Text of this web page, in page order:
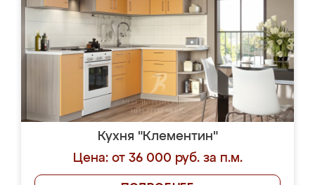
Кухня "Клементин"
Цена: от 36 000 руб. за п.м.